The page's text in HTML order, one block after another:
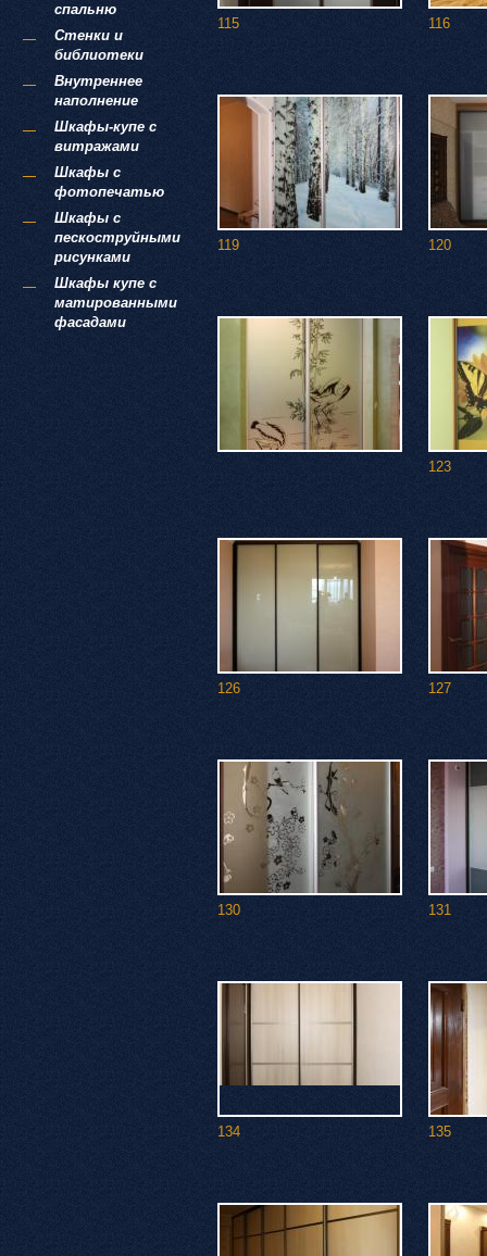
спальню
Стенки и
библиотеки
Внутреннее
наполнение
Шкафы-купе с
витражами
Шкафы с
фотопечатью
Шкафы с
пескоструйными
рисунками
Шкафы купе с
матированными
фасадами
115 116
119 120
123
126 127
130 131
134 135